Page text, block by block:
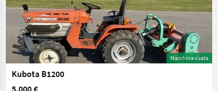
Macchina usata
Kubota B1200